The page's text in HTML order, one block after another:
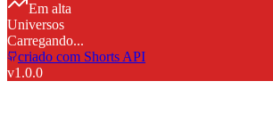
Em alta
Universos
Carregando...
criado com Shorts API
v1.0.0